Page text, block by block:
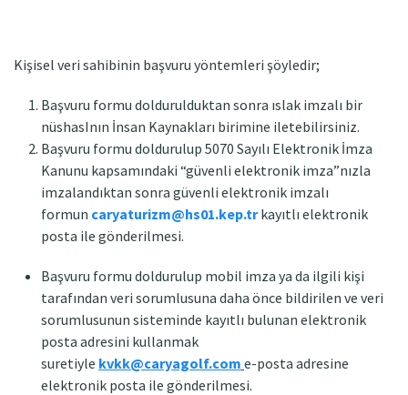
Kişisel veri sahibinin başvuru yöntemleri şöyledir;
Başvuru formu doldurulduktan sonra ıslak imzalı bir
nüshasInın İnsan Kaynakları birimine iletebilirsiniz.
Başvuru formu doldurulup 5070 Sayılı Elektronik İmza
Kanunu kapsamındaki “güvenli elektronik imza”nızla
imzalandıktan sonra güvenli elektronik imzalı
formun caryaturizm@hs01.kep.trkayıtlı elektronik
posta ile gönderilmesi.
Başvuru formu doldurulup mobil imza ya da ilgili kişi
tarafından veri sorumlusuna daha önce bildirilen ve veri
sorumlusunun sisteminde kayıtlı bulunan elektronik
posta adresini kullanmak
suretiyle kvkk@caryagolf.com e-posta adresine
elektronik posta ile gönderilmesi.